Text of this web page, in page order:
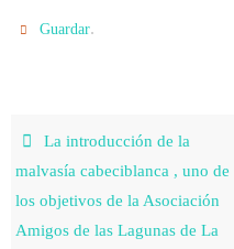
Guardar.
La introducción de la
malvasía cabeciblanca , uno de
los objetivos de la Asociación
Amigos de las Lagunas de La